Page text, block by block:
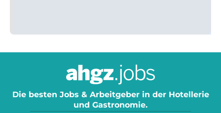
Die besten Jobs & Arbeitgeber in der Hotellerie
und Gastronomie.